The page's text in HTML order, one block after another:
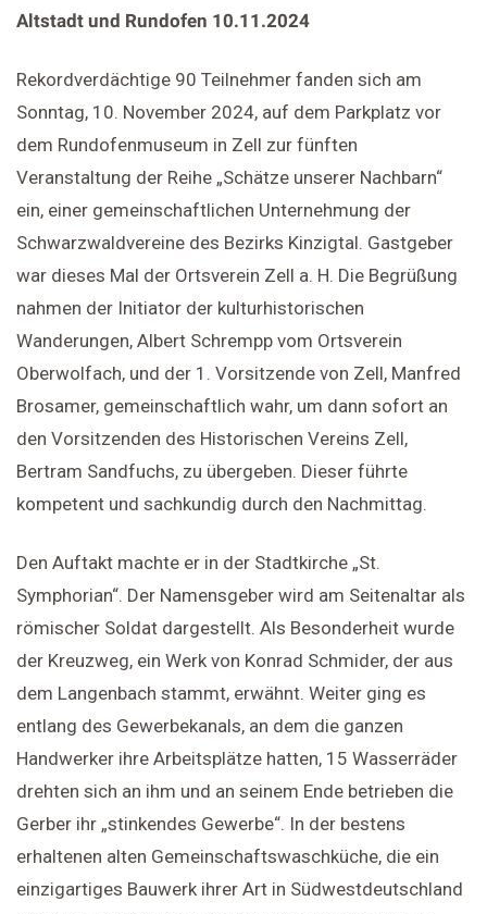
Altstadt und Rundofen 10.11.2024
Rekordverdächtige 90 Teilnehmer fanden sich am
Sonntag, 10. November 2024, auf dem Parkplatz vor
dem Rundofenmuseum in Zell zur fünften
Veranstaltung der Reihe „Schätze unserer Nachbarn“
ein, einer gemeinschaftlichen Unternehmung der
Schwarzwaldvereine des Bezirks Kinzigtal. Gastgeber
war dieses Mal der Ortsverein Zell a. H. Die Begrüßung
nahmen der Initiator der kulturhistorischen
Wanderungen, Albert Schrempp vom Ortsverein
Oberwolfach, und der 1. Vorsitzende von Zell, Manfred
Brosamer, gemeinschaftlich wahr, um dann sofort an
den Vorsitzenden des Historischen Vereins Zell,
Bertram Sandfuchs, zu übergeben. Dieser führte
kompetent und sachkundig durch den Nachmittag.
Den Auftakt machte er in der Stadtkirche „St.
Symphorian“. Der Namensgeber wird am Seitenaltar als
römischer Soldat dargestellt. Als Besonderheit wurde
der Kreuzweg, ein Werk von Konrad Schmider, der aus
dem Langenbach stammt, erwähnt. Weiter ging es
entlang des Gewerbekanals, an dem die ganzen
Handwerker ihre Arbeitsplätze hatten, 15 Wasserräder
drehten sich an ihm und an seinem Ende betrieben die
Gerber ihr „stinkendes Gewerbe“. In der bestens
erhaltenen alten Gemeinschaftswaschküche, die ein
einzigartiges Bauwerk ihrer Art in Südwestdeutschland